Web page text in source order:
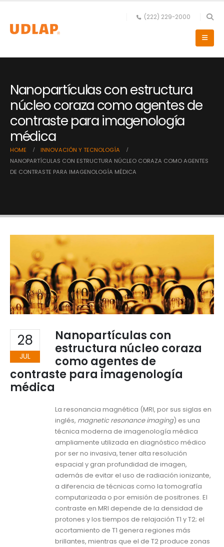
(222) 229-2000
Nanopartículas con estructura
núcleo coraza como agentes de
contraste para imagenología
médica
HOME
INNOVACIÓN Y TECNOLOGÍA
NANOPARTÍCULAS CON ESTRUCTURA NÚCLEO CORAZA COMO AGENTES
DE CONTRASTE PARA IMAGENOLOGÍA MÉDICA
28
JUL
Nanopartículas con
estructura núcleo coraza
como agentes de
contraste para imagenología
médica
La resonancia magnética (MRI, por sus siglas en
inglés, magnetic resonance imaging) es una
técnica moderna de imagenología médica
ampliamente utilizada en diagnóstico médico
por ser no invasiva, tener alta resolución
espacial y gran profundidad de imagen,
además de evitar el uso de radiación ionizante,
a diferencia de técnicas como la tomografía
computarizada o por emisión de positrones. El
contraste en MRI depende de la densidad de
protones y los tiempos de relajación T1 y T2; el
acortamiento de T1 genera regiones más
brillantes, mientras que el de T2 produce zonas